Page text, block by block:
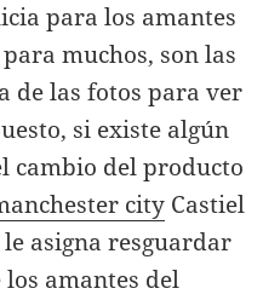
para los amantes
muchos, son las
de las fotos para ver
si existe algún
cambio del producto
city Castiel
asigna resguardar
amantes del